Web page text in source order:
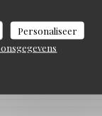
Personaliseer
5 /5 Kwaliteit / Prijs